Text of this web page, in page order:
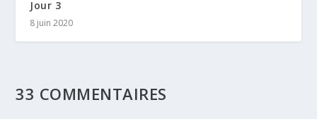
Jour 3
8 juin 2020
33 COMMENTAIRES